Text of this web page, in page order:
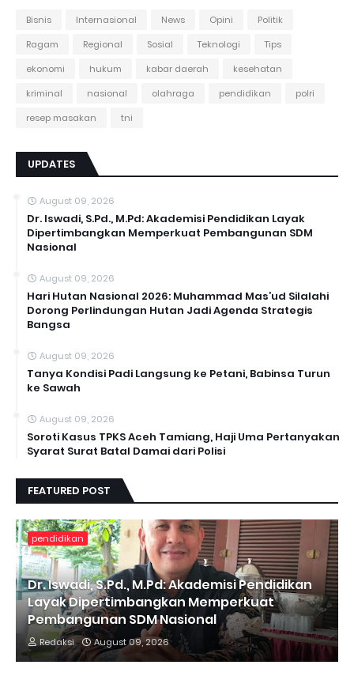
Bisnis Internasional News Opini
Politik
Ragam
Regional Sosial Teknologi
Tips
ekonomi
hukum kabar daerah
kesehatan
kriminal
nasional olahraga pendidikan
polri
resep masakan
tni
UPDATES
August 09, 2026
Dr. Iswadi, S.Pd., M.Pd: Akademisi Pendidikan Layak
Dipertimbangkan Memperkuat Pembangunan SDM
Nasional
August 09, 2026
Hari Hutan Nasional 2026: Muhammad Mas’ud Silalahi
Dorong Perlindungan Hutan Jadi Agenda Strategis
Bangsa
August 09, 2026
Tanya Kondisi Padi Langsung ke Petani, Babinsa Turun
ke Sawah
August 09, 2026
Soroti Kasus TPKS Aceh Tamiang, Haji Uma Pertanyakan
Syarat Surat Batal Damai dari Polisi
FEATURED POST
pendidikan
Dr. Iswadi, S.Pd., M.Pd: Akademisi Pendidikan
Layak Dipertimbangkan Memperkuat
Pembangunan SDM Nasional
Redaksi August 09, 2026